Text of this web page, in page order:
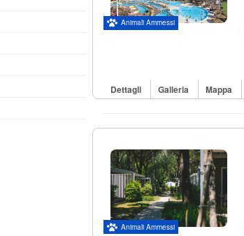
Animali Ammessi
Dettagli Galleria Mappa
Animali Ammessi